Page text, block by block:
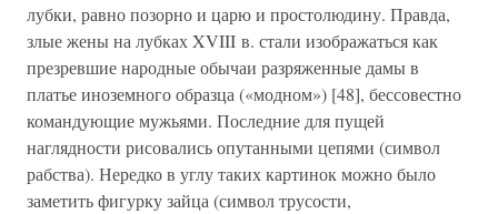
лубки, равно позорно и царю и простолюдину. Правда,
злые жены на лубках XVIII в. стали изображаться как
презревшие народные обычаи разряженные дамы в
платье иноземного образца («модном») [48], бессовестно
командующие мужьями. Последние для пущей
наглядности рисовались опутанными цепями (символ
рабства). Нередко в углу таких картинок можно было
заметить фигурку зайца (символ трусости,